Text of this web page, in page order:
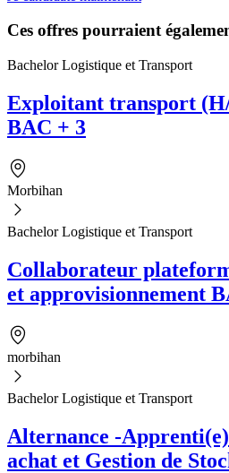
Ces offres pourraient
Bachelor Logistique et Transport
Exploitant transport
BAC + 3
Morbihan
Bachelor Logistique et Transport
Collaborateur
et approvisionnement
morbihan
Bachelor Logistique et Transport
Alternance -Apprenti(e)
achat et Gestion de